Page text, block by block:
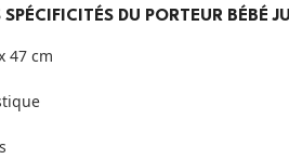
DU PORTEUR BÉBÉ
47 cm